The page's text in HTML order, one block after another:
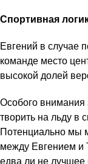
Спортивная
Евгений в случае
команде место
высокой долей
Особого внимания
творить на льду в
Потенциально мы
между Евгением и
едва ли не лучшее